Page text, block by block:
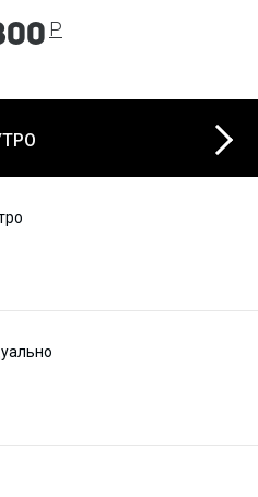
Р
Next